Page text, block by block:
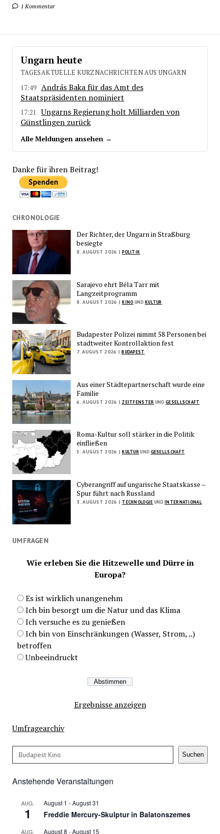
1 Kommentar
Ungarn heute
TAGESAKTUELLE KURZNACHRICHTEN AUS UNGARN
17:49 András Baka für das Amt des
Staatspräsidenten nominiert
17:21
Ungarns Regierung holt Milliarden von
Günstlingen zurück
Alle Meldungen ansehen →
Danke für ihren Beitrag!
CHRONOLOGIE
Der Richter, der Ungarn in Straßburg
besiegte
8. AUGUST 2026 | POLITIK
Sarajevo ehrt Béla Tarr mit
Langzeitprogramm
8. AUGUST 2026 | KINO UND KULTUR
Budapester Polizei nimmt 58 Personen bei
stadtweiter Kontrollaktion fest
7. AUGUST 2026 | BUDAPEST
Aus einer Städtepartnerschaft wurde eine
Familie
6. AUGUST 2026 | ZEITFENSTER UNDGESELLSCHAFT
Roma-Kultur soll stärker in die Politik
einfließen
5. AUGUST 2026 | KULTURUND GESELLSCHAFT
Cyberangriff auf ungarische Staatskasse –
Spur führt nach Russland
3. AUGUST 2026 | TECHNOLOGIE UNDINTERNATIONAL
UMFRAGEN
Wie erleben Sie die Hitzewelle und Dürre in
Europa?
Es ist wirklich unangenehm
Ich bin besorgt um die Natur und das Klima
Ich versuche es zu genießen
Ich bin von Einschränkungen (Wasser, Strom, ..)
betroffen
Unbeeindruckt
Ergebnisse anzeigen
Umfragearchiv
Suchen Suchen
Anstehende Veranstaltungen
AUG.
1
August 1 -August 31
Freddie Mercury-Skulptur in Balatonszemes
AUG. August 8 -August 15